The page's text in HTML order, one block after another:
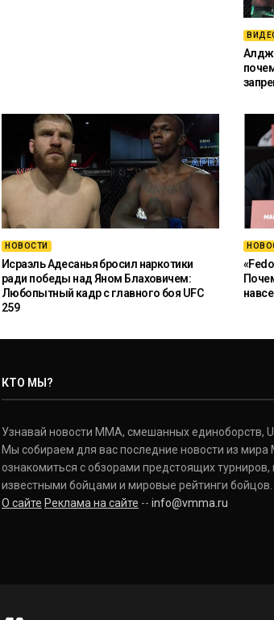
НОВОСТИ
Исраэль Адесанья бросил наркотики
ради победы над Яном Блаховичем:
Любопытный кадр с главного боя UFC
259
КТО МЫ?
Узнавай новости ММА, смешанных единоборств,
Мы собираем для вас последние новости из
ознакомиться с обзорами предстоящих
известными бойцами и мировые рейтинги бойцов.
О сайте Реклама на сайте -- info@vmma.ru